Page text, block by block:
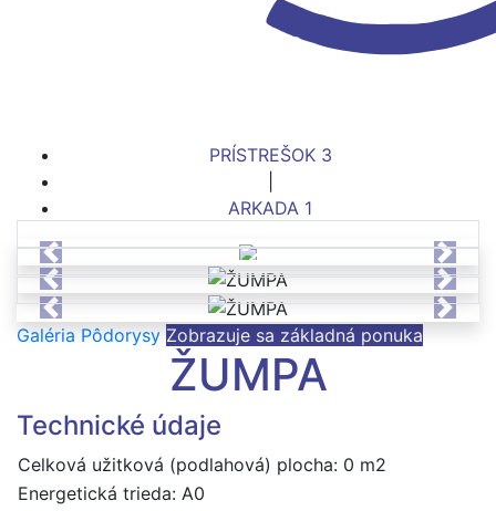
PRÍSTREŠOK 3
ARKADA 1
Previous
Next
Previous
Next
Previous
Next
Galéria Pôdorysy Zobrazuje sa základná ponuka
ŽUMPA
Technické údaje
Celková užitková (podlahová) plocha: 0 m2
Energetická trieda: A0